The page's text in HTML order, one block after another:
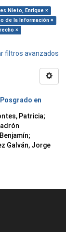
Nieto, Enrique ×
de la Información ×
×
filtros avanzados
en
Patricia;
;
Galván, Jorge